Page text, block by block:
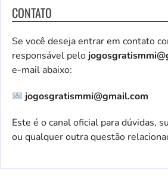
CONTATO
Se você deseja entrar em contato
responsável pelo
e-mail abaixo:
jogosgratismmi@gmail.com
Este é o canal oficial para dúvidas,
ou qualquer outra questão